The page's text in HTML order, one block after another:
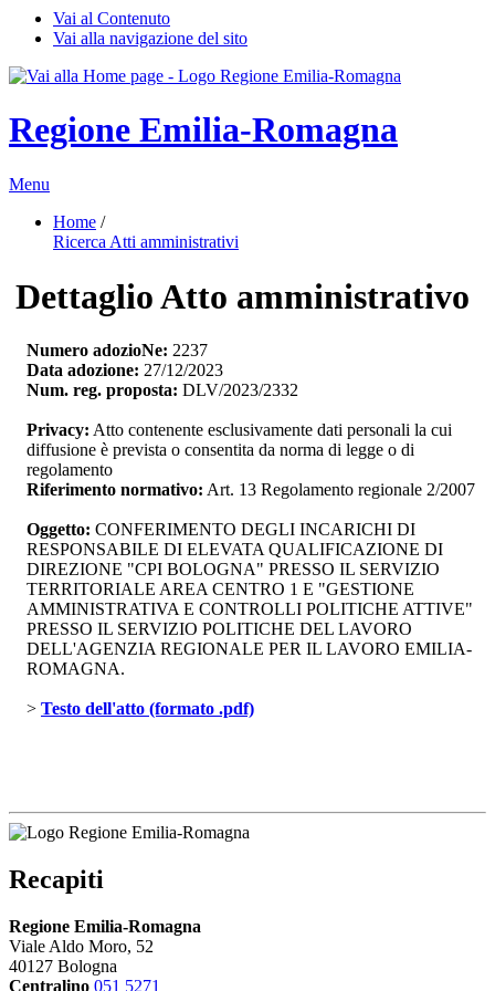
Vai al Contenuto
Vai alla navigazione del sito
Regione Emilia-Romagna
Menu
Home /
Ricerca Atti amministrativi
Dettaglio Atto amministrativo
Numero adozioNe: 2237
Data adozione: 27/12/2023
Num. reg. proposta: DLV/2023/2332
Privacy: Atto contenente esclusivamente dati personali la cui
diffusione è prevista o consentita da norma di legge o di
regolamento
Riferimento normativo: Art. 13 Regolamento regionale 2/2007
Oggetto: CONFERIMENTO DEGLI INCARICHI DI
RESPONSABILE DI ELEVATA QUALIFICAZIONE DI
DIREZIONE "CPI BOLOGNA" PRESSO IL SERVIZIO
TERRITORIALE AREA CENTRO 1 E "GESTIONE
AMMINISTRATIVA E CONTROLLI POLITICHE ATTIVE"
PRESSO IL SERVIZIO POLITICHE DEL LAVORO
DELL'AGENZIA REGIONALE PER IL LAVORO EMILIA-
ROMAGNA.
> Testo dell'atto (formato .pdf)
Recapiti
Regione Emilia-Romagna
Viale Aldo Moro, 52
40127 Bologna
Centralino 051 5271